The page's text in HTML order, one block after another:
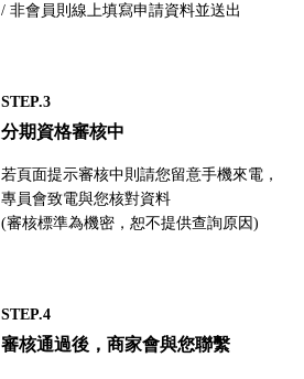
/ 非會員則線上填寫申請資料並送出
STEP.3
分期資格審核中
若頁面提示審核中則請您留意手機來電，
專員會致電與您核對資料
(審核標準為機密，恕不提供查詢原因)
STEP.4
審核通過後，商家會與您聯繫